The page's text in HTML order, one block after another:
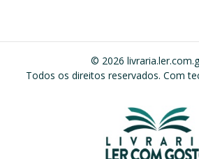
© 2026
Todos os direitos reservados. Com